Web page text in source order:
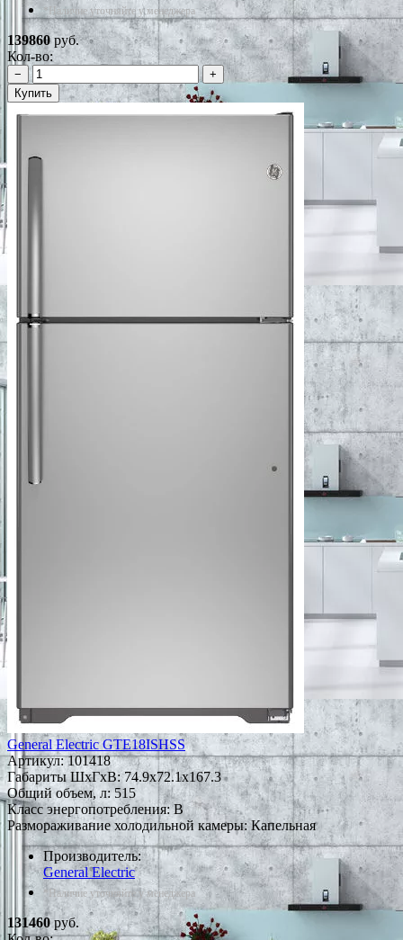
*Наличие уточняйте у менеджера
139860руб.
Кол-во:
−
+
Купить
General Electric GTE18ISHSS
Артикул:101418
Габариты ШxГxВ: 74.9x72.1x167.3
Общий объем, л: 515
Класс энергопотребления: B
Размораживание холодильной камеры: Капельная
Производитель:
General Electric
*Наличие уточняйте у менеджера
131460руб.